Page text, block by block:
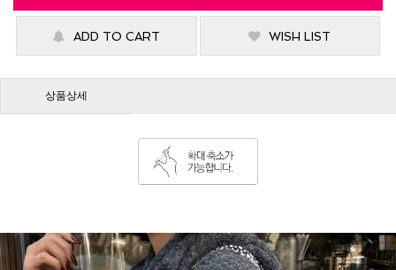
ADD TO CART WISH LIST
상품상세